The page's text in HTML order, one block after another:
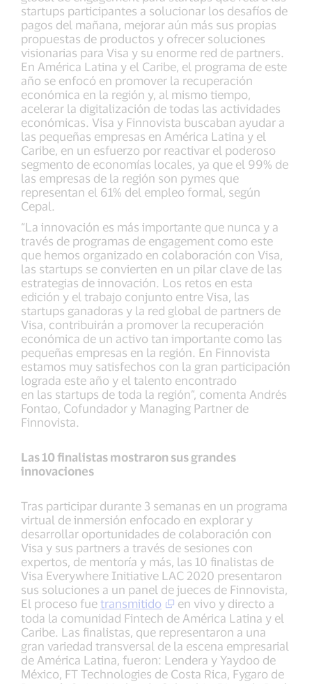
startups participantes a solucionar los desafíos de
pagos del mañana, mejorar aún más sus propias
propuestas de productos y ofrecer soluciones
visionarias para Visa y su enorme red de partners.
En América Latina y el Caribe, el programa de este
año se enfocó en promover la recuperación
económica en la región y, al mismo tiempo,
acelerar la digitalización de todas las actividades
económicas. Visa y Finnovista buscaban ayudar a
las pequeñas empresas en América Latina y el
Caribe, en un esfuerzo por reactivar el poderoso
segmento de economías locales, ya que el 99% de
las empresas de la región son pymes que
representan el 61% del empleo formal, según
Cepal.
“La innovación es más importante que nunca y a
través de programas de engagement como este
que hemos organizado en colaboración con Visa,
las startups se convierten en un pilar clave de las
estrategias de innovación. Los retos en esta
edición y el trabajo conjunto entre Visa, las
startups ganadoras y la red global de partners de
Visa, contribuirán a promover la recuperación
económica de un activo tan importante como las
pequeñas empresas en la región. En Finnovista
estamos muy satisfechos con la gran participación
lograda este año y el talento encontrado
en las startups de toda la región”, comenta Andrés
Fontao, Cofundador y Managing Partner de
Finnovista.
Las 10 finalistas mostraron sus grandes
innovaciones
Tras participar durante 3 semanas en un programa
virtual de inmersión enfocado en explorar y
desarrollar oportunidades de colaboración con
Visa y sus partners a través de sesiones con
expertos, de mentoría y más, las 10 finalistas de
Visa Everywhere Initiative LAC 2020 presentaron
sus soluciones a un panel de jueces de Finnovista,
El proceso fue transmitido
en vivo y directo a
toda la comunidad Fintech de América Latina y el
Caribe. Las finalistas, que representaron a una
gran variedad transversal de la escena empresarial
de América Latina, fueron: Lendera y Yaydoo de
México, FT Technologies de Costa Rica, Fygaro de